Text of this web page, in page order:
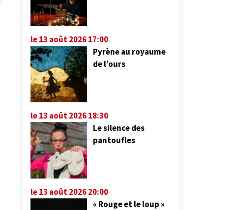
le 13 août 2026 17:00
Pyrène au royaume
de l’ours
le 13 août 2026 18:30
Le silence des
pantoufles
le 13 août 2026 20:00
« Rouge et le loup »